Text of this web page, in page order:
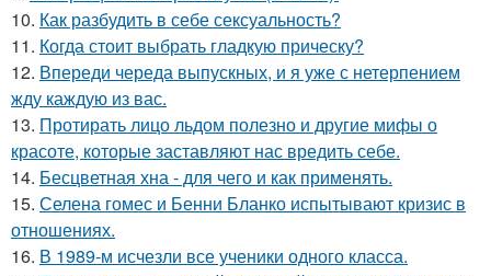
10. Как разбудить в себе сексуальность?
11. Когда стоит выбрать гладкую прическу?
12. Впереди череда выпускных, и я уже с нетерпением
жду каждую из вас.
13. Протирать лицо льдом полезно и другие мифы о
красоте, которые заставляют нас вредить себе.
14. Бесцветная хна - для чего и как применять.
15. Селена гомес и Бенни Бланко испытывают кризис в
отношениях.
16. В 1989-м исчезли все ученики одного класса.